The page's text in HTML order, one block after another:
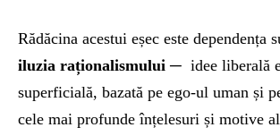
Rădăcina acestui eșec este dependența
iluzia raționalismului─ idee liberală
superficială, bazată pe ego-ul uman și
cele mai profunde înțelesuri și motive